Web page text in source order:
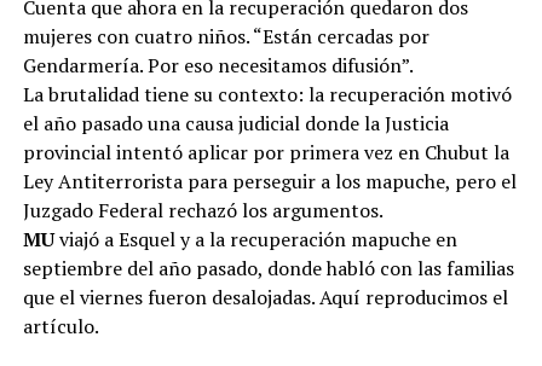
Cuenta que ahora en la recuperación quedaron dos
mujeres con cuatro niños. “Están cercadas por
Gendarmería. Por eso necesitamos difusión”.
La brutalidad tiene su contexto: la recuperación motivó
el año pasado una causa judicial donde la Justicia
provincial intentó aplicar por primera vez en Chubut la
Ley Antiterrorista para perseguir a los mapuche, pero el
Juzgado Federal rechazó los argumentos.
MUviajó a Esquel y a la recuperación mapuche en
septiembre del año pasado, donde habló con las familias
que el viernes fueron desalojadas. Aquí reproducimos el
artículo.